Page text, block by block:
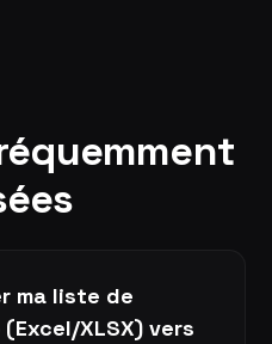
ma liste de
XLSX) vers